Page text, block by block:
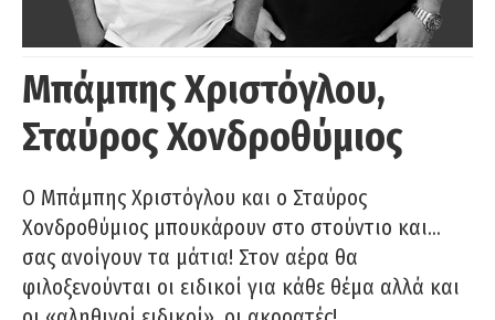
Μπάμπης Χριστόγλου,
Σταύρος Χονδροθύμιος
O Μπάμπης Χριστόγλου και ο Σταύρος
Χονδροθύμιος μπουκάρουν στο στούντιο και…
σας ανοίγουν τα μάτια! Στον αέρα θα
φιλοξενούνται οι ειδικοί για κάθε θέμα αλλά και